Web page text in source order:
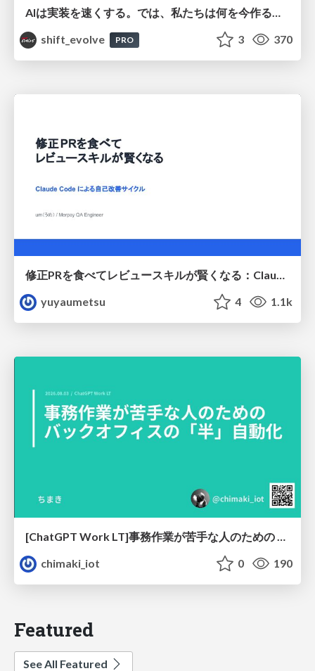
AIは実装を速くする。では、私たちは何を今作るべきか？－立場を越えてリリースに向き合ったチーム開発の実践 / 20260801 Hiromi Nakaya and Naoki Takahashi
shift_evolve
PRO 3 370
yuyaumetsu
4 1.1k
[ChatGPT Work LT]事務作業が苦手な人のための バックオフィスの「半」自動化
chimaki_iot
0 190
Featured
See All Featured